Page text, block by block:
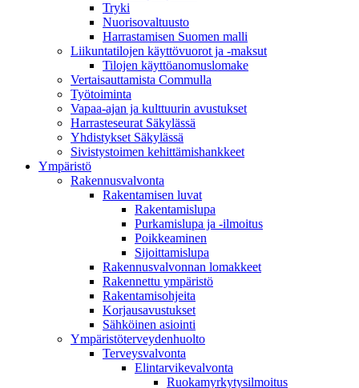
Tryki
Nuorisovaltuusto
Harrastamisen Suomen malli
Liikuntatilojen käyttövuorot ja -maksut
Tilojen käyttöanomuslomake
Vertaisauttamista Commulla
Työtoiminta
Vapaa-ajan ja kulttuurin avustukset
Harrasteseurat Säkylässä
Yhdistykset Säkylässä
Sivistystoimen kehittämishankkeet
Ympä­ristö
Rakennusvalvonta
Rakentamisen luvat
Rakentamislupa
Purkamislupa ja -ilmoitus
Poikkeaminen
Sijoittamislupa
Rakennusvalvonnan lomakkeet
Rakennettu ympäristö
Rakentamisohjeita
Korjausavustukset
Sähköinen asiointi
Ympäristöterveydenhuolto
Terveysvalvonta
Elintarvikevalvonta
Ruokamyrkytysilmoitus